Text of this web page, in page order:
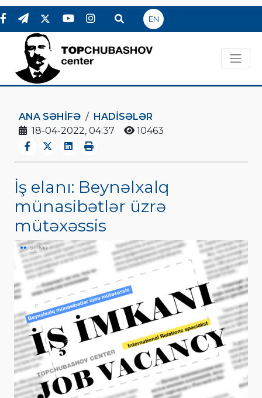
EN
ANA SƏHIFƏ
HADİSƏLƏR
18-04-2022, 04:37
10463
İş elanı: Beynəlxalq
münasibətlər üzrə
mütəxəssis